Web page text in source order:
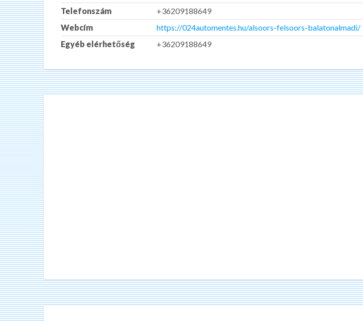
Telefonszám
+36209188649
Webcím
https://024automentes.hu/alsoors-felsoors-balatonalmadi/
Egyéb elérhetőség
+36209188649